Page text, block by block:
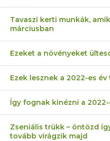
Tavaszi kerti munkák,
márciusban
Ezeket a növényeket
Ezek lesznek a 2022-es
Így fognak kinézni a
Zseniális trükk – öntözd
tovább virágzik majd